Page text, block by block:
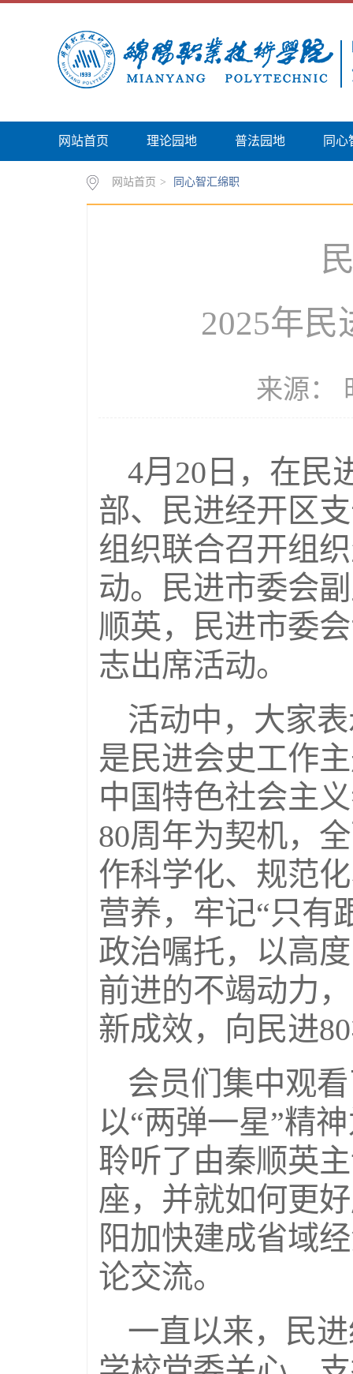
网站首页 理论园地 普法园地 同心
网站首页 > 同心智汇绵职
2025年
来源：
4月20日，在民
部、民进经开区
组织联合召开组
动。民进市委会
顺英，民进市委
志出席活动。
活动中，大家
是民进会史工作
中国特色社会主
80周年为契机，
作科学化、规范
营养，牢记“只有
政治嘱托，以高
前进的不竭动力
新成效，向民进
会员们集中观
以“两弹一星”精
聆听了由秦顺英
座，并就如何更
阳加快建成省域
论交流。
一直以来，民